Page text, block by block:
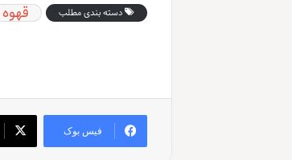
دسته بندی مطلب قهوه
فیس بوک